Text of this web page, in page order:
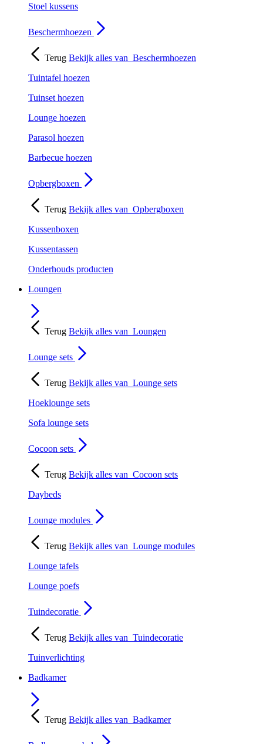
Stoel kussens
Beschermhoezen
Terug Bekijk alles van Beschermhoezen
Tuintafel hoezen
Tuinset hoezen
Lounge hoezen
Parasol hoezen
Barbecue hoezen
Opbergboxen
Terug Bekijk alles van Opbergboxen
Kussenboxen
Kussentassen
Onderhouds producten
Loungen
Terug Bekijk alles van Loungen
Lounge sets
Terug Bekijk alles van Lounge sets
Hoeklounge sets
Sofa lounge sets
Cocoon sets
Terug Bekijk alles van Cocoon sets
Daybeds
Lounge modules
Terug Bekijk alles van Lounge modules
Lounge tafels
Lounge poefs
Tuindecoratie
Terug Bekijk alles van Tuindecoratie
Tuinverlichting
Badkamer
Terug Bekijk alles van Badkamer